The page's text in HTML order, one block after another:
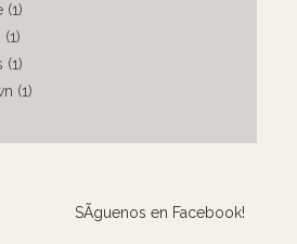
(1)
(1)
SÃ­guenos en Facebook!